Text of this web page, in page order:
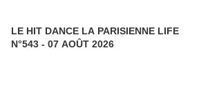
LE HIT DANCE LA PARISIENNE LIFE
N°543 - 07 AOÛT 2026